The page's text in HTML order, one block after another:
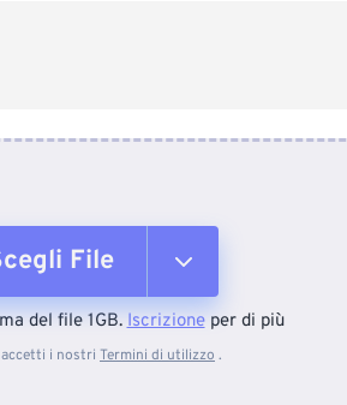
File
Dal dispositivo
del file 1GB.Iscrizioneper di più
i nostri Termini di utilizzo .